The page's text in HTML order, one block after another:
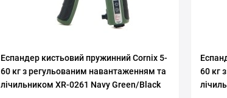
Еспандер кистьовий пружинний Cornix 5-
60 кг з регульованим навантаженням та
лічильником XR-0261 Navy Green/Black
60 кг